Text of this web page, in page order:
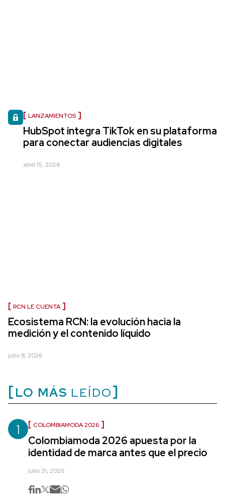
LANZAMIENTOS
HubSpot integra TikTok en su plataforma
para conectar audiencias digitales
abril 15, 2026
RCN LE CUENTA
Ecosistema RCN: la evolución hacia la
medición y el contenido líquido
julio 8, 2026
LO MÁS LEÍDO
1 COLOMBIAMODA 2026
Colombiamoda 2026 apuesta por la
identidad de marca antes que el precio
julio 31, 2026